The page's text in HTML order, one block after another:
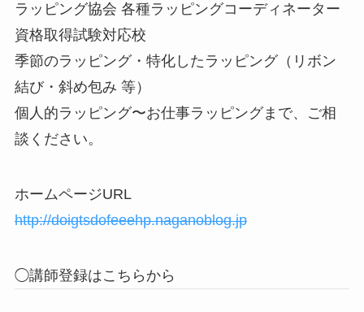
ラッピング協会 各種ラッピングコーディネーター
資格取得試験対応校
季節のラッピング・特化したラッピング（リボン
結び・斜め包み 等）
個人的ラッピング〜お仕事ラッピングまで、ご相
談ください。
ホームページURL
http://doigtsdofeeehp.naganoblog.jp
◯講師登録はこちらから